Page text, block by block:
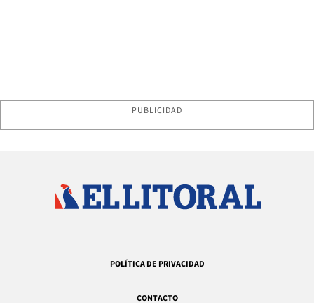
PUBLICIDAD
POLÍTICA DE PRIVACIDAD
CONTACTO